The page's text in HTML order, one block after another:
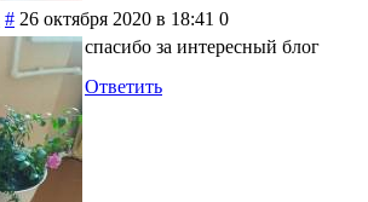
# 26 октября 2020 в 18:41 0
спасибо за интересный блог
Ответить